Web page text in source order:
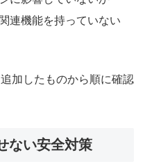
連機能を持っていない
加したものから順に確認
ない安全対策